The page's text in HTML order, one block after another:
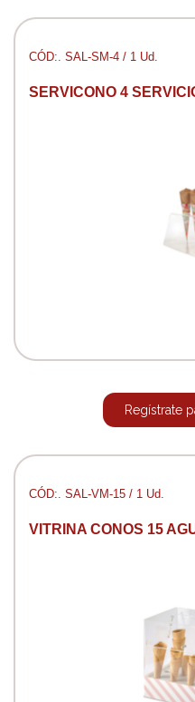
CÓD:. SAL-SM-4 / 1 Ud.
SERVICONO 4
Regístrate
CÓD:. SAL-VM-15 / 1 Ud.
VITRINA CONOS 15